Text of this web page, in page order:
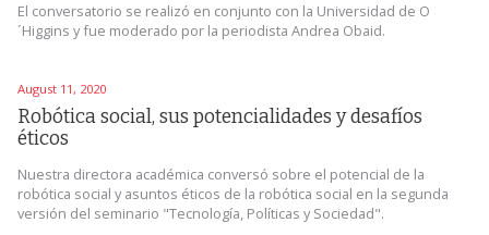
El conversatorio se realizó en conjunto con la Universidad de O
´Higgins y fue moderado por la periodista Andrea Obaid.
August 11, 2020
Robótica social, sus potencialidades y desafíos
éticos
Nuestra directora académica conversó sobre el potencial de la
robótica social y asuntos éticos de la robótica social en la segunda
versión del seminario "Tecnología, Políticas y Sociedad".